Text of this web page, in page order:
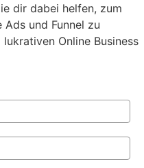
dir dabei helfen, zum
und Funnel zu
Online Business